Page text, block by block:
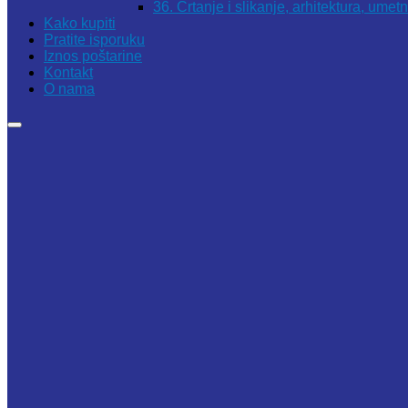
36. Crtanje i slikanje, arhitektura,
Kako kupiti
Pratite isporuku
Iznos poštarine
Kontakt
O nama